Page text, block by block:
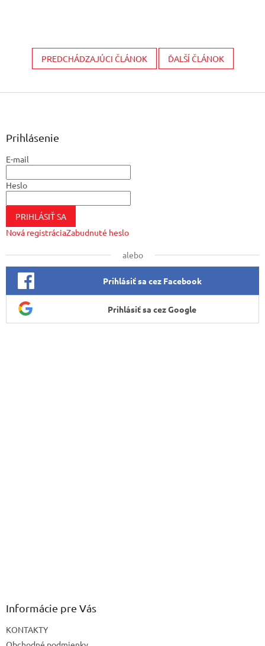
PREDCHÁDZAJÚCI ČLÁNOK ĎALŠÍ ČLÁNOK
Z
Prihlásenie
E-mail
Heslo
PRIHLÁSIŤ SA
Nová registráciaZabudnuté heslo
alebo
Prihlásiť sa cez Facebook
Prihlásiť sa cez Google
Informácie pre Vás
KONTAKTY